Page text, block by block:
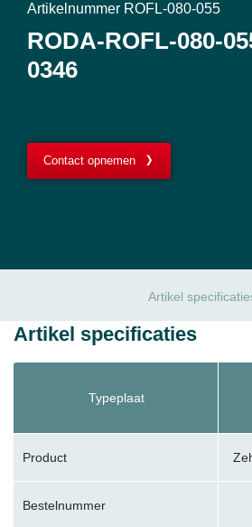
Artikelnummer ROFL-080-055
RODA-ROFL-080-
0346
Contact opnemen
Artikel
Artikel specificaties
Typeplaat
Product
Bestelnummer